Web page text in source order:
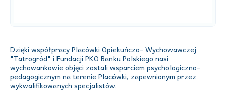
Dzięki współpracy Placówki Opiekuńczo- Wychowawczej
"Tatrogród" i Fundacji PKO Banku Polskiego nasi
wychowankowie objęci zostali wsparciem psychologiczno-
pedagogicznym na terenie Placówki, zapewnionym przez
wykwalifikowanych specjalistów.